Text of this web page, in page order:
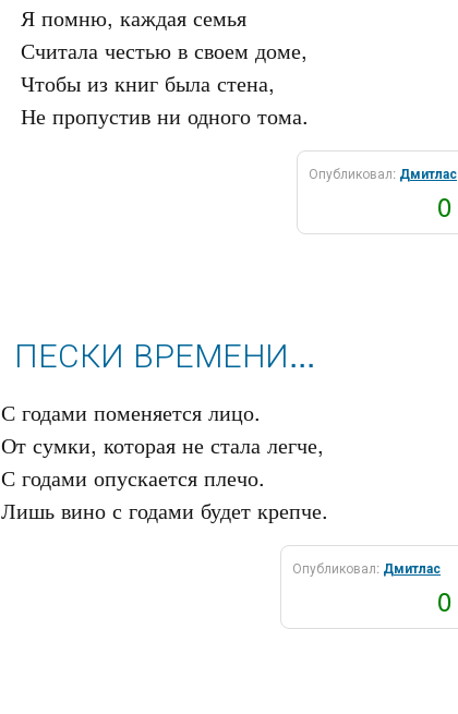
Я помню, каждая семья
Считала честью в своем доме,
Чтобы из книг была стена,
Опубликовал: Дмитлас
0
ПЕСКИ ВРЕМЕНИ...
С годами поменяется лицо.
От сумки, которая не стала легче,
С годами опускается плечо.
Опубликовал: Дмитлас
0